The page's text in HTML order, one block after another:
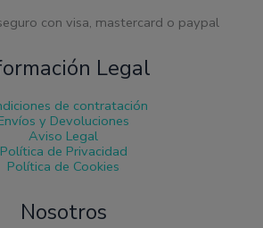
Legal
de contratación
y Devoluciones
Aviso Legal
Política de Privacidad
Política de Cookies
Nosotros